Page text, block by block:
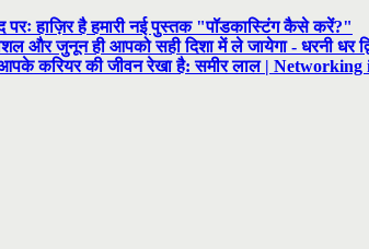
परः हाज़िर है हमारी नई पुस्तक "पॉडकास्टिंग कैसे करें?"
और जुनून ही आपको सही दिशा में ले जायेगा - धरनी धर
आपके करियर की जीवन रेखा है: समीर लाल |